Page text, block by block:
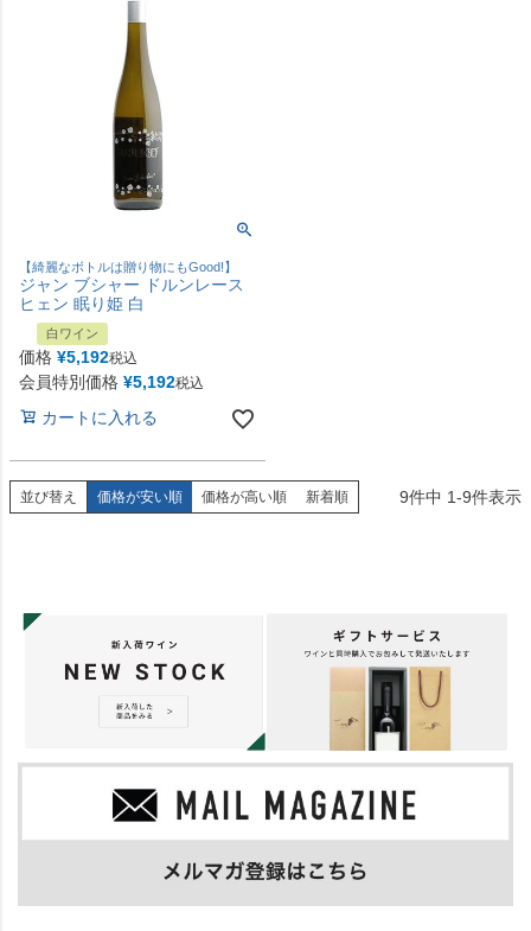
【綺麗なボトルは贈り物にもGood!】
ジャン ブシャー ドルンレース
ヒェン 眠り姫 白
白ワイン
価格 ¥5,192税込
会員特別価格 ¥5,192税込
カートに入れる
並び替え 価格が安い順 価格が高い順 新着順 9件中 1-9件表示